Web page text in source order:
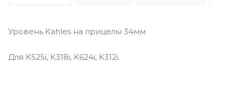
Уровень Kahles на прицелы 34мм
Для K525i, K318i, K624i, K312i.